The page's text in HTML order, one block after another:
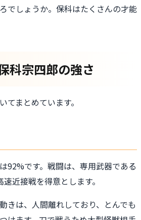
でしょうか。保科はたくさんの才能
科宗四郎の強さ
てまとめています。
92%です。戦闘は、専用武器である
近接戦を得意とします。
きは、人間離れしており、とんでも